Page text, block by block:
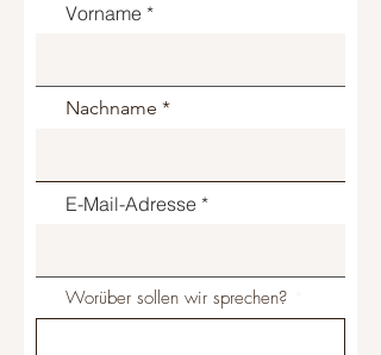
Vorname
Nachname
E-Mail-Adresse
Worüber sollen wir sprechen?